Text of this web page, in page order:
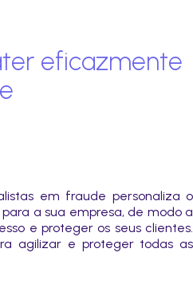
eficazmente
em fraude personaliza o
a sua empresa, de modo a
e proteger os seus clientes.
agilizar e proteger todas as